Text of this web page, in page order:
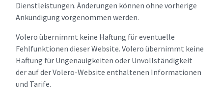
Dienstleistungen. Änderungen können ohne vorherige
Ankündigung vorgenommen werden.
Volero übernimmt keine Haftung für eventuelle
Fehlfunktionen dieser Website. Volero übernimmt keine
Haftung für Ungenauigkeiten oder Unvollständigkeit
der auf der Volero-Website enthaltenen Informationen
und Tarife.